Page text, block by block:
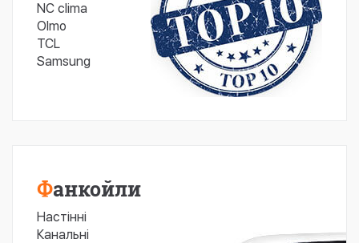
NC clima
Olmo
TCL
Samsung
Фанкойли
Настінні
Канальні